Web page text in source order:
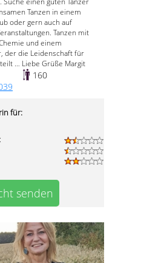
Tanzen in einem
oder gern auch auf
Tanzen mit
und einem
der die Leidenschaft für
teilt … Liebe Grüße Margit
160
für:
senden